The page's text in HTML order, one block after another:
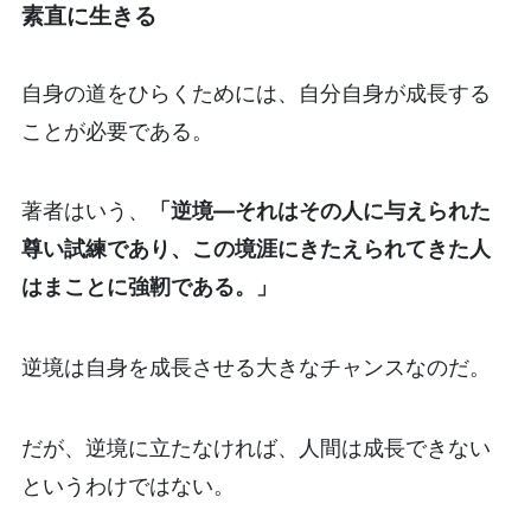
素直に生きる
自身の道をひらくためには、自分自身が成長する
ことが必要である。
著者はいう、
「逆境—それはその人に与えられた
尊い試練であり、この境涯にきたえられてきた人
はまことに強靭である。」
逆境は自身を成長させる大きなチャンスなのだ。
だが、逆境に立たなければ、人間は成長できない
というわけではない。